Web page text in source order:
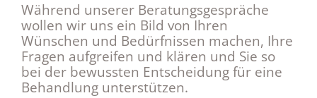
Während unserer Beratungsgespräche
wollen wir uns ein Bild von Ihren
Wünschen und Bedürfnissen machen, Ihre
Fragen aufgreifen und klären und Sie so
bei der bewussten Entscheidung für eine
Behandlung unterstützen.